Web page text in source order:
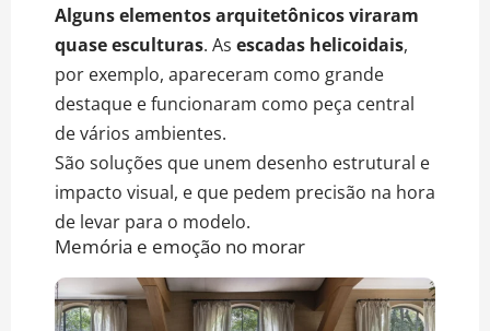
Alguns elementos arquitetônicos viraram
quase esculturas. As escadas helicoidais,
por exemplo, apareceram como grande
destaque e funcionaram como peça central
de vários ambientes.
São soluções que unem desenho estrutural e
impacto visual, e que pedem precisão na hora
de levar para o modelo.
Memória e emoção no morar